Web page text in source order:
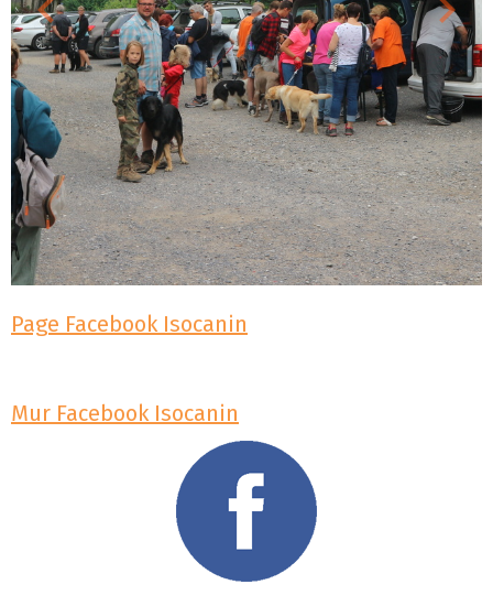
Page Facebook Isocanin
Mur Facebook Isocanin